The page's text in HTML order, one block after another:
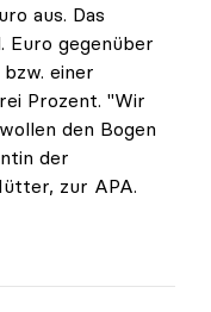
aus. Das
Euro gegenüber
einer
Prozent. "Wir
den Bogen
der
zur APA.